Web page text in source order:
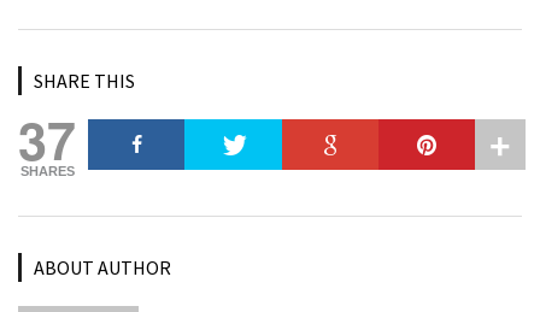
SHARE THIS
37
SHARES
ABOUT AUTHOR